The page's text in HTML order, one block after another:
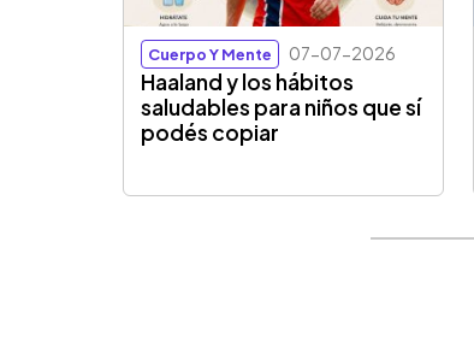
Cuerpo Y Mente 07-07-2026
Haaland y los hábitos
saludables para niños que sí
podés copiar